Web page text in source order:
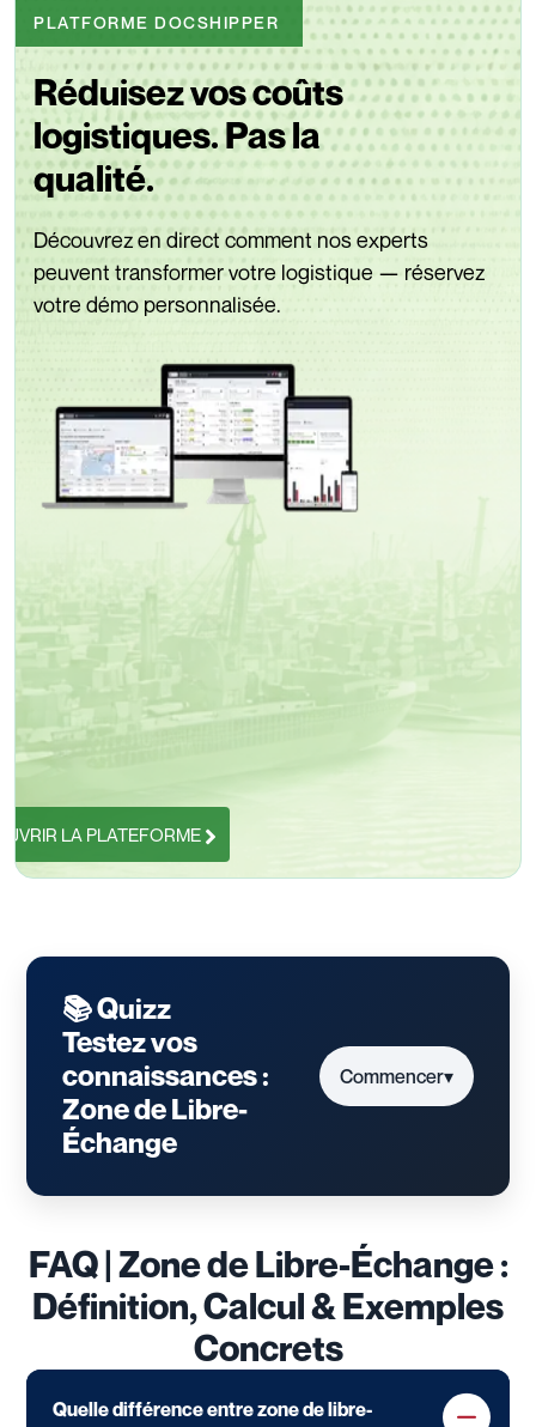
PLATFORME DOCSHIPPER
Réduisez vos coûts
logistiques. Pas la
qualité.
Découvrez en direct comment nos experts
peuvent transformer votre logistique — réservez
votre démo personnalisée.
LA PLATEFORME
📚 Quizz
Testez vos
connaissances :
Zone de Libre-
Échange
Commencer▾
FAQ | Zone de Libre-Échange :
Définition, Calcul & Exemples
Concrets
Quelle différence entre zone de libre-